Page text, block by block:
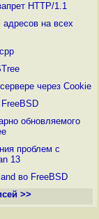
HTTP/1.1
на всех
через Cookie
обновляемого
проблем с
13
во FreeBSD
>>